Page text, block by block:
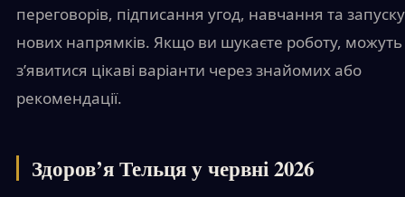
переговорів, підписання угод, навчання та запуску
нових напрямків. Якщо ви шукаєте роботу, можуть
з’явитися цікаві варіанти через знайомих або
рекомендації.
Здоров’я Тельця у червні 2026